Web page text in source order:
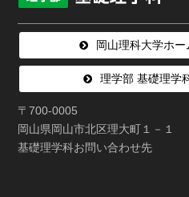
岡山理科大学ホ
理学部 基礎理学
〒700-0005
岡山県岡山市北区理大町１－１
基礎理学科お問い合わせ先